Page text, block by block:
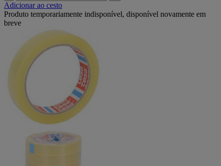
Adicionar ao cesto
Produto temporariamente indisponível, disponível novamente em
breve